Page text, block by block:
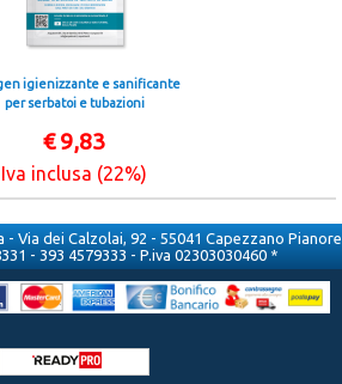
igienizzante e sanificante
per serbatoi e tubazioni
€9,83
Iva inclusa (22%)
Via dei Calzolai, 92 - 55041 Capezzano Pianore
- 393 4579333 - P.iva 02303030460 *